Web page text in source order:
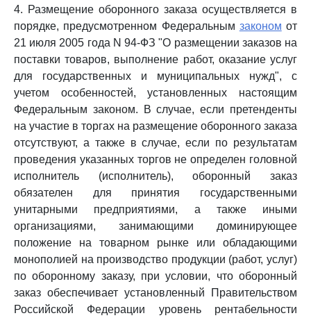
4. Размещение оборонного заказа осуществляется в
порядке, предусмотренном Федеральным законом от
21 июля 2005 года N 94-ФЗ "О размещении заказов на
поставки товаров, выполнение работ, оказание услуг
для государственных и муниципальных нужд", с
учетом особенностей, установленных настоящим
Федеральным законом. В случае, если претенденты
на участие в торгах на размещение оборонного заказа
отсутствуют, а также в случае, если по результатам
проведения указанных торгов не определен головной
исполнитель (исполнитель), оборонный заказ
обязателен для принятия государственными
унитарными предприятиями, а также иными
организациями, занимающими доминирующее
положение на товарном рынке или обладающими
монополией на производство продукции (работ, услуг)
по оборонному заказу, при условии, что оборонный
заказ обеспечивает установленный Правительством
Российской Федерации уровень рентабельности